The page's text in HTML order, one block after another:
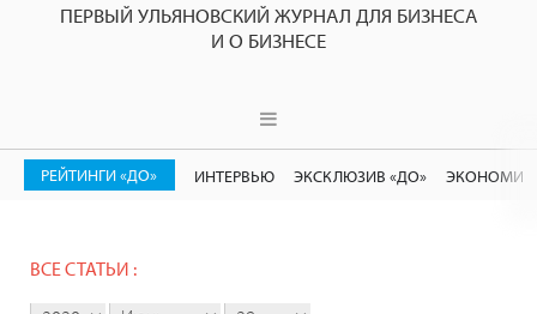
ПЕРВЫЙ УЛЬЯНОВСКИЙ ЖУРНАЛ ДЛЯ БИЗНЕСА
И О БИЗНЕСЕ
РЕЙТИНГИ «ДО» ИНТЕРВЬЮ ЭКСКЛЮЗИВ «ДО»
ВСЕ СТАТЬИ :